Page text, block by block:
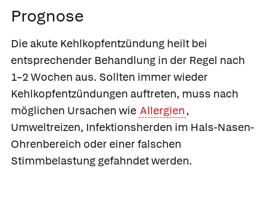
Prognose
Die akute Kehlkopfentzündung heilt bei
entsprechender Behandlung in der Regel nach
1–2 Wochen aus. Sollten immer wieder
Kehlkopfentzündungen auftreten, muss nach
möglichen Ursachen wie Allergien,
Umweltreizen, Infektionsherden im Hals-Nasen-
Ohrenbereich oder einer falschen
Stimmbelastung gefahndet werden.